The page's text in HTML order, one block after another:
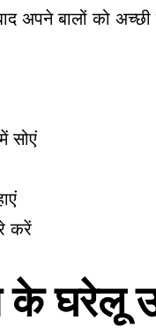
अपने बालों को
सोएं
करें
घरेलू